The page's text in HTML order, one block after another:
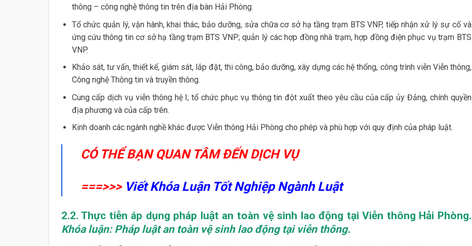
thông – công nghệ thông tin trên địa bàn Hải Phòng.
Tổ chức quản lý, vận hành, khai thác, bảo dưỡng, sửa chữa cơ sở hạ tầng trạm BTS VNP, tiếp nhận xử lý sự cố và
ứng cứu thông tin cơ sở hạ tầng trạm BTS VNP; quản lý các hợp đồng nhà trạm, hợp đồng điện phục vụ trạm BTS
VNP.
Khảo sát, tư vấn, thiết kế, giám sát, lắp đặt, thi công, bảo dưỡng, xây dựng các hệ thống, công trình viễn Viễn thông,
Công nghệ Thông tin và truyền thông.
Cung cấp dịch vụ viễn thông hệ I; tổ chức phục vụ thông tin đột xuất theo yêu cầu của cấp ủy Đảng, chính quyền
địa phương và của cấp trên.
Kinh doanh các ngành nghề khác được Viễn thông Hải Phòng cho phép và phù hợp với quy định của pháp luật.
CÓ THỂ BẠN QUAN TÂM ĐẾN DỊCH VỤ
===>>> Viết Khóa Luận Tốt Nghiệp Ngành Luật
2.2. Thực tiễn áp dụng pháp luật an toàn vệ sinh lao động tại Viễn thông Hải Phòng.
Khóa luận: Pháp luật an toàn vệ sinh lao động tại viễn thông.